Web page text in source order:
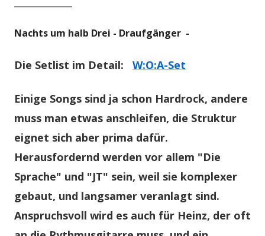
Nachts um halb Drei - Draufgänger -
Die Setlist im Detail: W:O:A-Set
Einige Songs sind ja schon Hardrock, andere
muss man etwas anschleifen, die Struktur
eignet sich aber prima dafür.
Herausfordernd werden vor allem "Die
Sprache" und "JT" sein, weil sie komplexer
gebaut, und langsamer veranlagt sind.
Anspruchsvoll wird es auch für Heinz, der oft